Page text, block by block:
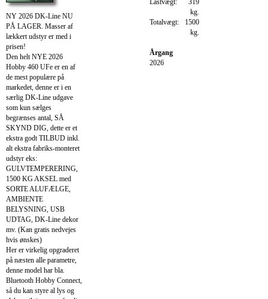
NY 2026 DK-Line NU
PÅ LAGER. Masser af
lækkert udstyr er med i
prisen!
Den helt NYE 2026
Hobby 460 UFe er en af
de mest populære på
markedet, denne er i en
særlig DK-Line udgave
som kun sælges
begrænses antal, SÅ
SKYND DIG, dette er et
ekstra godt TILBUD inkl.
alt ekstra fabriks-monteret
udstyr eks:
GULVTEMPERERING,
1500 KG AKSEL med
SORTE ALUFÆLGE,
AMBIENTE
BELYSNING, USB
UDTAG, DK-Line dekor
mv. (Kan gratis nedvejes
hvis ønskes)
Her er virkelig opgraderet
på næsten alle parametre,
denne model har bla.
Bluetooth Hobby Connect,
så du kan styre al lys og
Lastvægt:
319
kg.
Totalvægt:
1500
kg.
Årgang
2026